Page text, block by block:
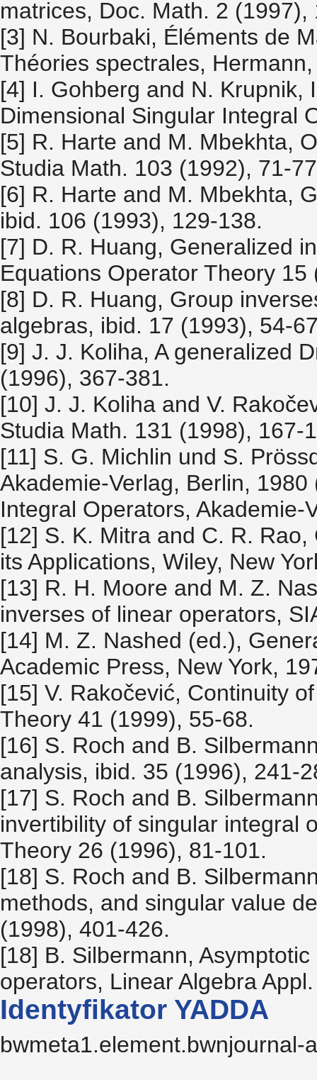
matrices, Doc. Math. 2 (1997),
[3] N. Bourbaki, Éléments de
Théories spectrales,
[4] I. Gohberg and N. Krupnik,
Dimensional Singular Integral
[5] R. Harte and M. Mbekhta,
Studia Math. 103 (1992), 71-
[6] R. Harte and M. Mbekhta,
ibid. 106 (1993), 129-138.
[7] D. R. Huang, Generalized
Equations Operator Theory
[8] D. R. Huang, Group
algebras, ibid. 17 (1993), 54-
[9] J. J. Koliha, A generalized
(1996), 367-381.
[10] J. J. Koliha and V.
Studia Math. 131 (1998), 167-
[11] S. G. Michlin und S.
Akademie-Verlag, Berlin,
Integral Operators, Akademie-
[12] S. K. Mitra and C. R.
its Applications, Wiley, New
[13] R. H. Moore and M. Z.
inverses of linear operators,
[14] M. Z. Nashed (ed.),
Academic Press, New York,
[15] V. Rakočević, Continuity
Theory 41 (1999), 55-68.
[16] S. Roch and B.
analysis, ibid. 35 (1996), 241-
[17] S. Roch and B.
invertibility of singular integral
Theory 26 (1996), 81-101.
[18] S. Roch and B.
methods, and singular value
(1998), 401-426.
[18] B. Silbermann,
operators, Linear Algebra
Identyfikator YADDA
bwmeta1.element.bwnjournal-